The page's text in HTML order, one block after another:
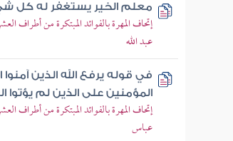
معلم الخير يستغفر له كل
إتحاف المهرة بالفوائد المبتكرة من
عبد الله
في قوله يرفع الله الذين آمنوا
المؤمنين على الذين لم يؤتوا
إتحاف المهرة بالفوائد المبتكرة من
عباس